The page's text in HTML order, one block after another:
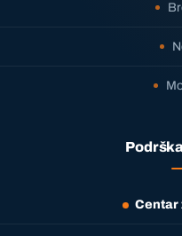
Centar